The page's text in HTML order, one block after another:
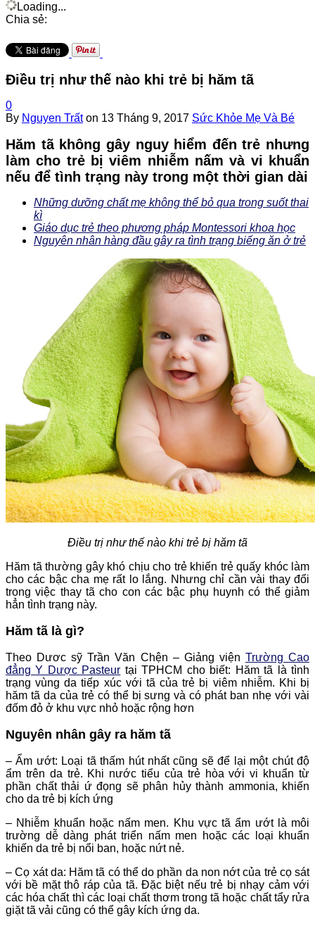
Loading...
Chia sẻ:
Điều trị như thế nào khi trẻ bị hăm tã
0
By Nguyen Trất on 13 Tháng 9, 2017 Sức Khỏe Mẹ Và Bé
Hăm tã không gây nguy hiểm đến trẻ nhưng
làm cho trẻ bị viêm nhiễm nấm và vi khuẩn
nếu để tình trạng này trong một thời gian dài
Những dưỡng chất mẹ không thể bỏ qua trong suốt thai
kì
Giáo dục trẻ theo phương pháp Montessori khoa học
Nguyên nhân hàng đầu gây ra tình trạng biếng ăn ở trẻ
Điều trị như thế nào khi trẻ bị hăm tã
Hăm tã thường gây khó chịu cho trẻ khiến trẻ quấy khóc làm
cho các bậc cha mẹ rất lo lắng. Nhưng chỉ cần vài thay đổi
trong việc thay tã cho con các bậc phụ huynh có thể giảm
hẳn tình trạng này.
Hăm tã là gì?
Theo Dươc sỹ Trần Văn Chện – Giảng viện Trường Cao
đẳng Y Dược Pasteur tại TPHCM cho biết: Hăm tã là tình
trạng vùng da tiếp xúc với tã của trẻ bị viêm nhiễm. Khi bị
hăm tã da của trẻ có thể bị sưng và có phát ban nhẹ với vài
đốm đỏ ở khu vực nhỏ hoặc rộng hơn
Nguyên nhân gây ra hăm tã
– Ẩm ướt: Loại tã thấm hút nhất cũng sẽ để lại một chút độ
ẩm trên da trẻ. Khi nước tiểu của trẻ hòa với vi khuẩn từ
phần chất thải ứ đọng sẽ phân hủy thành ammonia, khiến
cho da trẻ bị kích ứng
– Nhiễm khuẩn hoặc nấm men. Khu vực tã ẩm ướt là môi
trường dễ dàng phát triển nấm men hoặc các loại khuẩn
khiến da trẻ bị nổi ban, hoặc nứt nẻ.
– Cọ xát da: Hăm tã có thể do phần da non nớt của trẻ cọ sát
với bề mặt thô ráp của tã. Đặc biệt nếu trẻ bị nhạy cảm với
các hóa chất thì các loại chất thơm trong tã hoặc chất tẩy rửa
giặt tã vải cũng có thể gây kích ứng da.